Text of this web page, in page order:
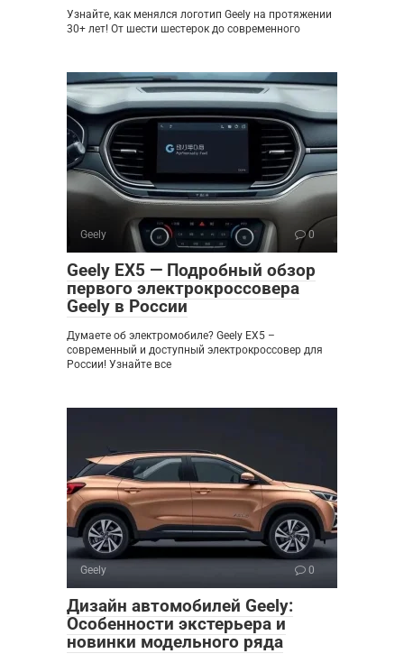
Узнайте, как менялся логотип Geely на протяжении
30+ лет! От шести шестерок до современного
Geely 0
Geely EX5 — Подробный обзор
первого электрокроссовера
Geely в России
Думаете об электромобиле? Geely EX5 –
современный и доступный электрокроссовер для
России! Узнайте все
Geely 0
Дизайн автомобилей Geely:
Особенности экстерьера и
новинки модельного ряда